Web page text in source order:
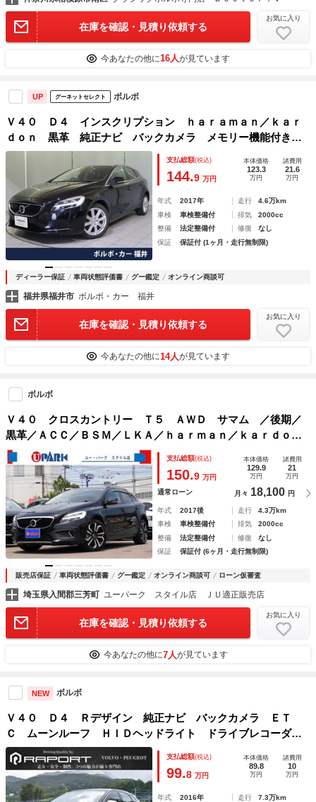
在庫を確認・見積り依頼する
お気に入り
今あなたの他に16人が見ています
UP グーネットセレクト ボルボ
Ｖ４０ Ｄ４ インスクリプション ｈａｒａｍａｎ／ｋａｒ
ｄｏｎ 黒革 純正ナビ バックカメラ メモリー機能付きパ
ワーシート シートヒーター 禁煙車 Ｂｌｕｅｔｏｏｔｈ
パドルシフト ＥＴＣ 純正１７インチアルミホイール ＥＴ
支払総額(税込)
144.9 万円
本体価格
123.3
万円
諸費用
21.6
万円
年式 2017年 走行
4.6万km
車検
車検整備付 排気
2000cc
整備
法定整備付 修復
なし
保証
保証付 (1ヶ月・走行無制限)
ディーラー保証 車両状態評価書 グー鑑定 オンライン商談可
福井県福井市 ボルボ・カー 福井
在庫を確認・見積り依頼する
お気に入り
今あなたの他に14人が見ています
ボルボ
Ｖ４０ クロスカントリー Ｔ５ ＡＷＤ サマム ／後期／
黒革／ＡＣＣ／ＢＳＭ／ＬＫＡ／ｈａｒｍａｎ／ｋａｒｄｏｎ
／ナビ／Ｂカメラ／ＢＴオーディオ／ＤＶＤ／ＭＳＶ／ＥＴＣ
／パドルシフト／ヒーター付Ｐシート／ＬＥＤヘッド／Ｃソナ
ー／禁煙車／記録簿／
支払総額(税込)
150.9 万円
本体価格
129.9
万円
諸費用
21
万円
通常ローン 月々 18,100 円
年式 2017後 走行
4.3万km
車検
車検整備付 排気
2000cc
整備
法定整備付 修復
なし
保証
保証付 (6ヶ月・走行無制限)
販売店保証 車両状態評価書 グー鑑定 オンライン商談可 ローン仮審査
埼玉県入間郡三芳町 ユーパーク スタイル店 ＪＵ適正販売店
在庫を確認・見積り依頼する
お気に入り
今あなたの他に7人が見ています
NEW ボルボ
Ｖ４０ Ｄ４ Ｒデザイン 純正ナビ バックカメラ ＥＴ
Ｃ ムーンルーフ ＨＩＤヘッドライト ドライブレコーダ
ー アダプティブクルーズコントロール スマートキー 本革
シート 障害物センサー 盗難防止装置 レーンキープアシス
ト
支払総額(税込)
99.8 万円
本体価格
89.8
万円
諸費用
10
万円
年式 2016年 走行
7.3万km